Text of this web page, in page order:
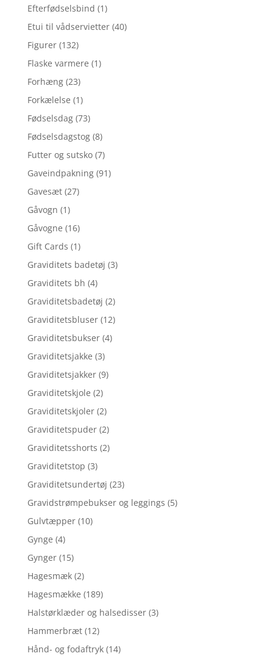
Efterfødselsbind (1)
Etui til vådservietter (40)
Figurer (132)
Flaske varmere (1)
Forhæng (23)
Forkælelse (1)
Fødselsdag (73)
Fødselsdagstog (8)
Futter og sutsko (7)
Gaveindpakning (91)
Gavesæt (27)
Gåvogn (1)
Gåvogne (16)
Gift Cards (1)
Graviditets badetøj (3)
Graviditets bh (4)
Graviditetsbadetøj (2)
Graviditetsbluser (12)
Graviditetsbukser (4)
Graviditetsjakke (3)
Graviditetsjakker (9)
Graviditetskjole (2)
Graviditetskjoler (2)
Graviditetspuder (2)
Graviditetsshorts (2)
Graviditetstop (3)
Graviditetsundertøj (23)
Gravidstrømpebukser og leggings (5)
Gulvtæpper (10)
Gynge (4)
Gynger (15)
Hagesmæk (2)
Hagesmække (189)
Halstørklæder og halsedisser (3)
Hammerbræt (12)
Hånd- og fodaftryk (14)